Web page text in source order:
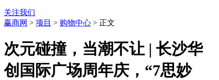
关注我们
赢商网 > 项目 > 购物中心 > 正文
次元碰撞，当潮不让 | 长沙华
创国际广场周年庆，“7思妙